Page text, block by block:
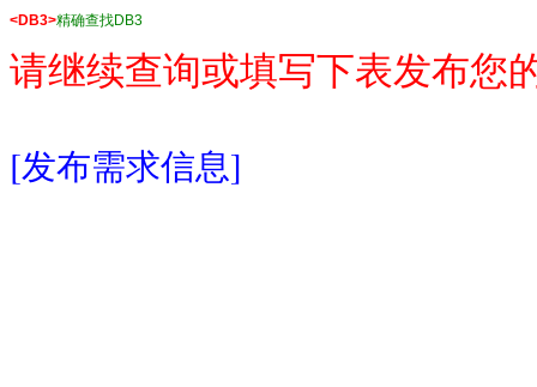
<DB3>精确查找DB3
请继续查询或填写下表发布您
[发布需求信息]